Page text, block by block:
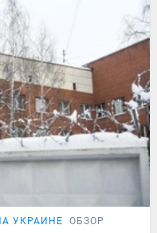
УКРАИНЕ ОБЗОР